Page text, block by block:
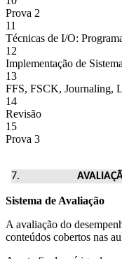
Prova 2
11
Técnicas de I/O:
12
Implementação de
13
FFS, FSCK, Journaling,
14
Revisão
15
Prova 3
Sistema de Avaliação
A avaliação do
conteúdos cobertos nas